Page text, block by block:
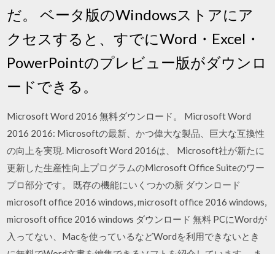
だ。 ベータ版のWindowsストアにア
クセスすると、すでにWord・Excel・
PowerPointのプレビュー版がダウンロ
ードできる。
Microsoft Word 2016 無料ダウンロード。 Microsoft Word
2016 2016: Microsoftの最新、かつ偉大な製品、巨大な互換性
の向上を実現. Microsoft Word 2016は、 Microsoft社が新たに
更新した生産性向上プログラムのMicrosoft Office Suiteのワー
プロ部分です。 既存の機能にいくつかの新 ダウンロード
microsoft office 2016 windows, microsoft office 2016 windows,
microsoft office 2016 windows ダウンロード 無料 PCにWordが
入ってない、Macを使っているなどWordを利用できないとき